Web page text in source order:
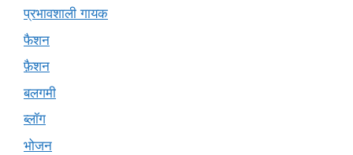
प्रभावशाली गायक
फैशन
फ़ैशन
बलगमी
ब्लॉग
भोजन